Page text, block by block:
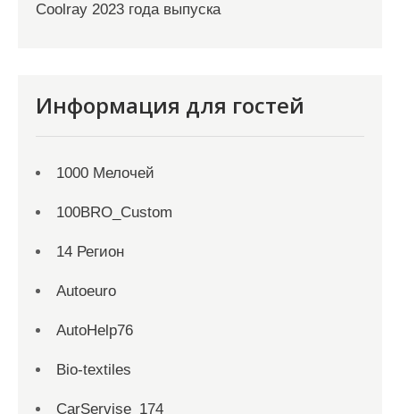
Coolray 2023 года выпуска
Информация для гостей
1000 Мелочей
100BRO_Custom
14 Регион
Autoeuro
AutoHelp76
Bio-textiles
CarServise_174